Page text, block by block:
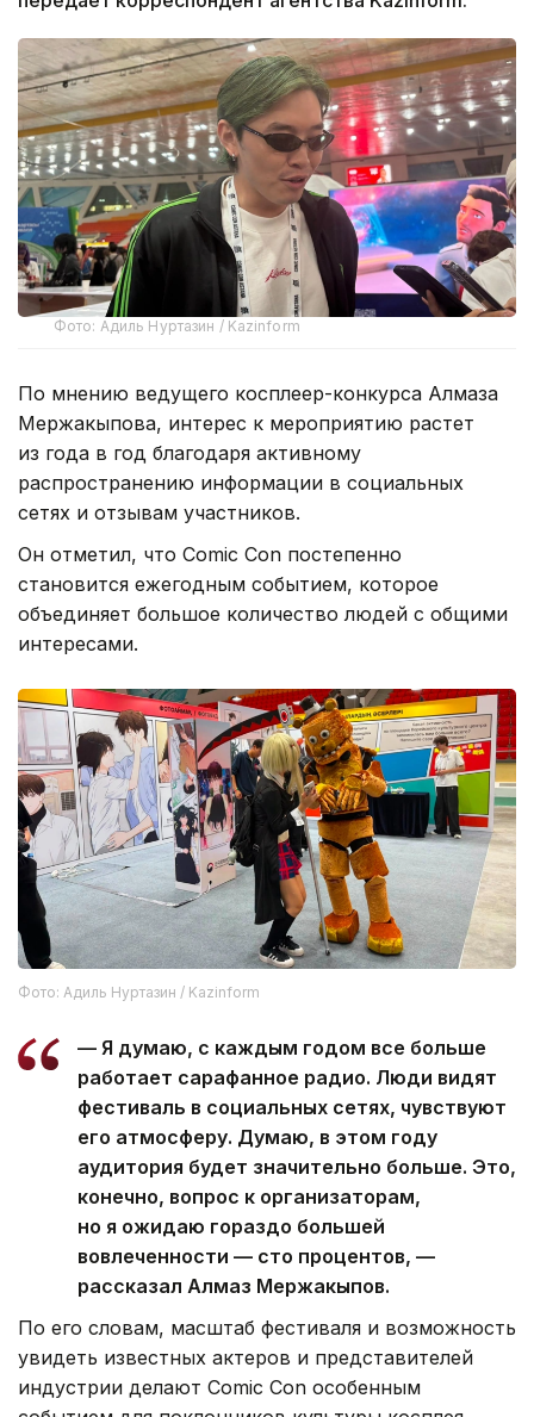
Фото: Адиль Нуртазин / Kazinform
По мнению ведущего косплеер-конкурса Алмаза
Мержакыпова, интерес к мероприятию растет
из года в год благодаря активному
распространению информации в социальных
сетях и отзывам участников.
Он отметил, что Comic Con постепенно
становится ежегодным событием, которое
объединяет большое количество людей с общими
интересами.
Фото: Адиль Нуртазин / Kazinform
— Я думаю, с каждым годом все больше
работает сарафанное радио. Люди видят
фестиваль в социальных сетях, чувствуют
его атмосферу. Думаю, в этом году
аудитория будет значительно больше. Это,
конечно, вопрос к организаторам,
но я ожидаю гораздо большей
вовлеченности — сто процентов, —
рассказал Алмаз Мержакыпов.
По его словам, масштаб фестиваля и возможность
увидеть известных актеров и представителей
индустрии делают Comic Con особенным